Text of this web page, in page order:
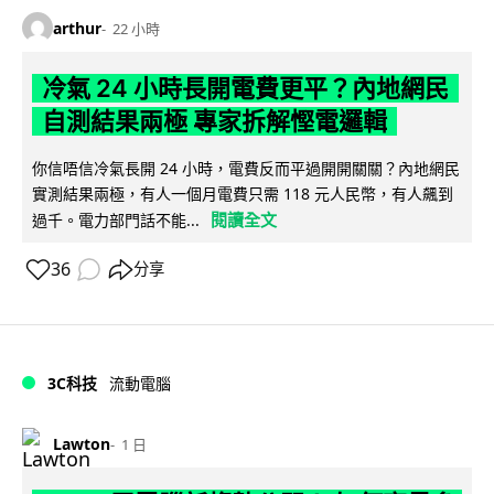
arthur 22 小時
冷氣 24 小時長開電費更平？內地網民
自測結果兩極 專家拆解慳電邏輯
你信唔信冷氣長開 24 小時，電費反而平過開開關關？內地網民
實測結果兩極，有人一個月電費只需 118 元人民幣，有人飆到
過千。電力部門話不能...
閱讀全文
36 分享
3C科技 流動電腦
Lawton 1 日